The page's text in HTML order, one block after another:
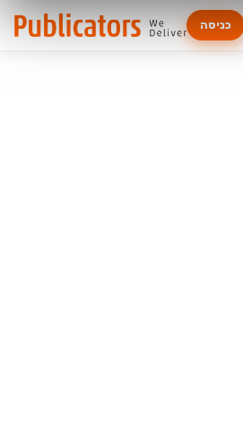
כניסה